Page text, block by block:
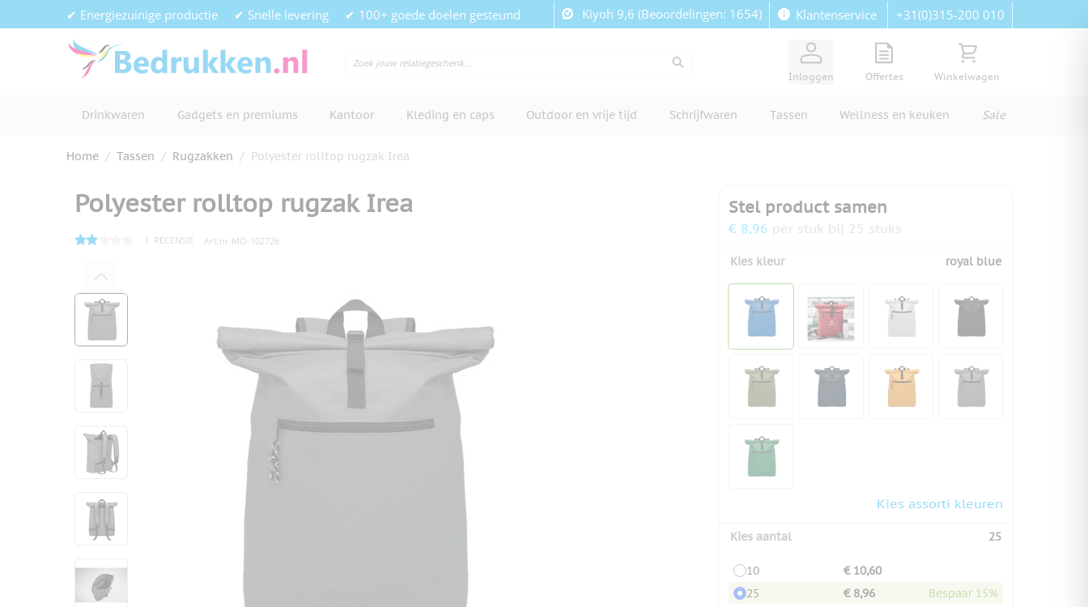
Ga naar de inhoud✔ Energiezuinige productie ✔ Snelle levering ✔ 100+ goede doelen gesteund Kiyoh 9,6 (Beoordelingen: 1654) Klantenservice +31(0)315-200 010
Inloggen
View quote, Quote is empty
Offertes
Bekijk winkelwagen,
Winkelwagen
Drinkwaren Gadgets en premiums Kantoor Kleding en caps Outdoor en vrije tijd Schrijfwaren Tassen Wellness en keuken Sale
Home / Tassen / Rugzakken / Polyester rolltop rugzak Irea
Polyester rolltop rugzak Irea
1 RECENSIE Art.nr.MO-102726
View larger image
View larger image
View larger image
View larger image
View larger image
Stel product samen
€ 8,96 per stuk bij 25 stuks
Kies kleur royal blue
Kies assorti kleuren
Kies aantal 25
10
€ 10,60
25
€ 8,96
Bespaar 15%